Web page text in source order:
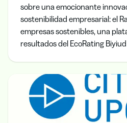
sobre una emocionante
sostenibilidad empresarial: el
empresas sostenibles, una
resultados del EcoRating